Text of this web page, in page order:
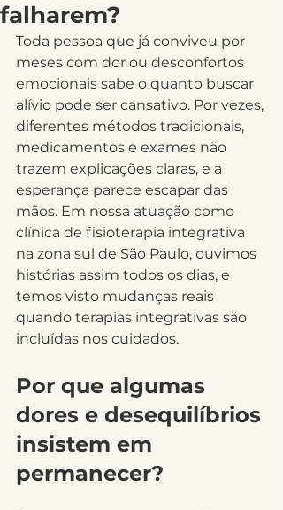
falharem?
Toda pessoa que já conviveu por
meses com dor ou desconfortos
emocionais sabe o quanto buscar
alívio pode ser cansativo. Por vezes,
diferentes métodos tradicionais,
medicamentos e exames não
trazem explicações claras, e a
esperança parece escapar das
mãos. Em nossa atuação como
clínica de fisioterapia integrativa
na zona sul de São Paulo, ouvimos
histórias assim todos os dias, e
temos visto mudanças reais
quando terapias integrativas são
incluídas nos cuidados.
Por que algumas
dores e desequilíbrios
insistem em
permanecer?